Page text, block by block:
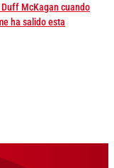
Duff McKagan cuando
ha salido esta